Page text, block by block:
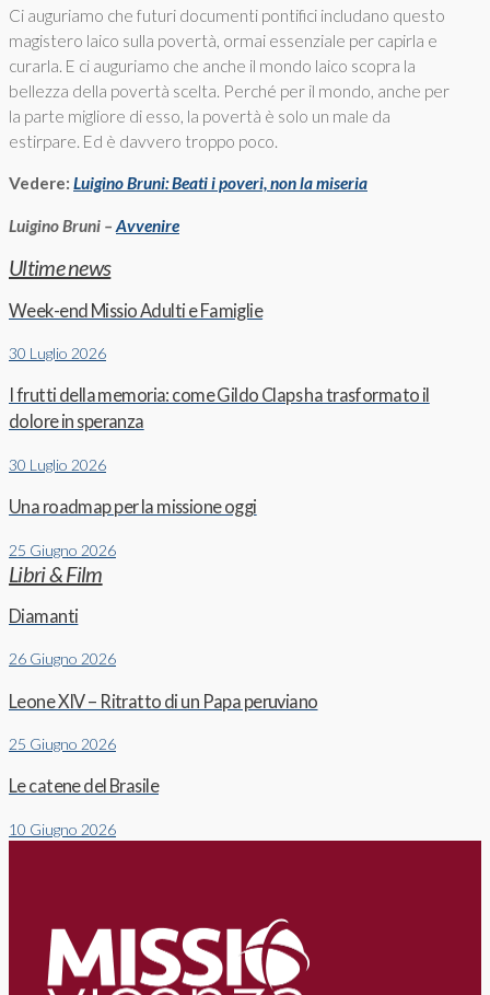
Ci auguriamo che futuri documenti pontifici includano questo
magistero laico sulla povertà, ormai essenziale per capirla e
curarla. E ci auguriamo che anche il mondo laico scopra la
bellezza della povertà scelta. Perché per il mondo, anche per
la parte migliore di esso, la povertà è solo un male da
estirpare. Ed è davvero troppo poco.
Vedere: Luigino Bruni: Beati i poveri, non la miseria
Luigino Bruni – Avvenire
Ultime news
Week-end Missio Adulti e Famiglie
30 Luglio 2026
I frutti della memoria: come Gildo Claps ha trasformato il
dolore in speranza
30 Luglio 2026
Una roadmap per la missione oggi
25 Giugno 2026
Libri & Film
Diamanti
26 Giugno 2026
Leone XIV – Ritratto di un Papa peruviano
25 Giugno 2026
Le catene del Brasile
10 Giugno 2026